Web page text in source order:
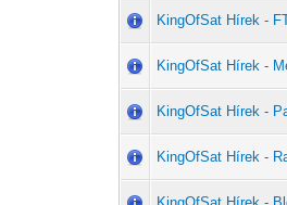
KingOfSat Hírek -
KingOfSat Hírek -
KingOfSat Hírek -
KingOfSat Hírek -